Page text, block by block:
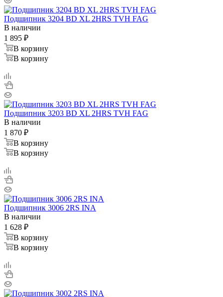
Подшипник 3204 BD XL 2HRS TVH FAG
В наличии
1 895 ₽
В корзину
В корзину
Подшипник 3203 BD XL 2HRS TVH FAG
В наличии
1 870 ₽
В корзину
В корзину
Подшипник 3006 2RS INA
В наличии
1 628 ₽
В корзину
В корзину